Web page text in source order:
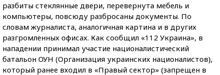
разбиты стеклянные двери, перевернута мебель и
компьютеры, повсюду разбросаны документы. По
словам журналиста, аналогичная картина и в других
разгромленных офисах. Как сообщил «112 Украина», в
нападении принимал участие националистический
батальон ОУН (Организация украинских националистов),
который ранее входил в «Правый сектор» (запрещен в